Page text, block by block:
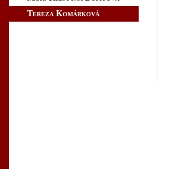
Tereza Komárková